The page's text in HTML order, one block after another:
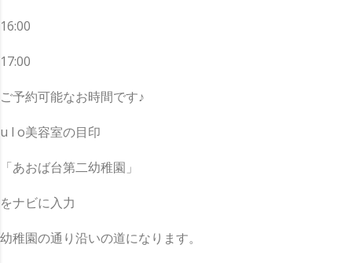
16:00
17:00
ご予約可能なお時間です♪
u l o美容室の目印
「あおば台第二幼稚園」
をナビに入力
幼稚園の通り沿いの道になります。